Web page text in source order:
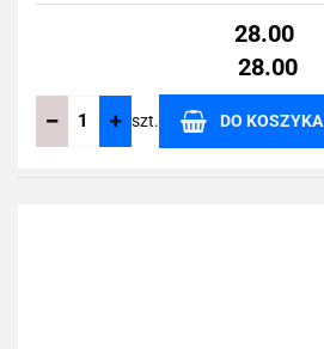
28.00
28.00
szt. DO KOSZYKA